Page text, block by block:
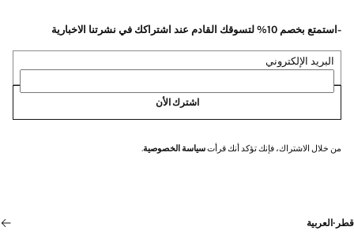
-استمتع بخصم 10% لتسوقك القادم عند اشتراكك في نشرتنا الاخبارية
البريد الإلكتروني
اشترك الأن
من خلال الاشتراك، فإنك تؤكد أنك قرأتسياسة الخصوصية.
قطر ·العربية